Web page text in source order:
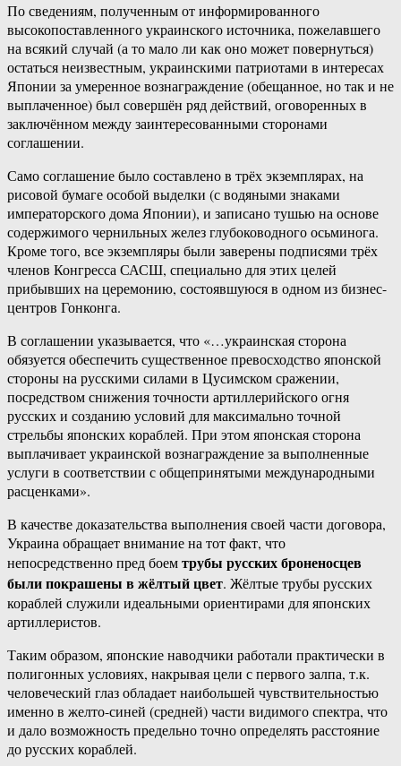
По сведениям, полученным от информированного
высокопоставленного украинского источника, пожелавшего
на всякий случай (а то мало ли как оно может повернуться)
остаться неизвестным, украинскими патриотами в интересах
Японии за умеренное вознаграждение (обещанное, но так и не
выплаченное) был совершён ряд действий, оговоренных в
заключённом между заинтересованными сторонами
соглашении.
Само соглашение было составлено в трёх экземплярах, на
рисовой бумаге особой выделки (с водяными знаками
императорского дома Японии), и записано тушью на основе
содержимого чернильных желез глубоководного осьминога.
Кроме того, все экземпляры были заверены подписями трёх
членов Конгресса САСШ, специально для этих целей
прибывших на церемонию, состоявшуюся в одном из бизнес-
центров Гонконга.
В соглашении указывается, что «…украинская сторона
обязуется обеспечить существенное превосходство японской
стороны на русскими силами в Цусимском сражении,
посредством снижения точности артиллерийского огня
русских и созданию условий для максимально точной
стрельбы японских кораблей. При этом японская сторона
выплачивает украинской вознаграждение за выполненные
услуги в соответствии с общепринятыми международными
расценками».
В качестве доказательства выполнения своей части договора,
Украина обращает внимание на тот факт, что
непосредственно пред боемтрубы русских броненосцев
были покрашены в жёлтый цвет. Жёлтые трубы русских
кораблей служили идеальными ориентирами для японских
артиллеристов.
Таким образом, японские наводчики работали практически в
полигонных условиях, накрывая цели с первого залпа, т.к.
человеческий глаз обладает наибольшей чувствительностью
именно в желто-синей (средней) части видимого спектра, что
и дало возможность предельно точно определять расстояние
до русских кораблей.